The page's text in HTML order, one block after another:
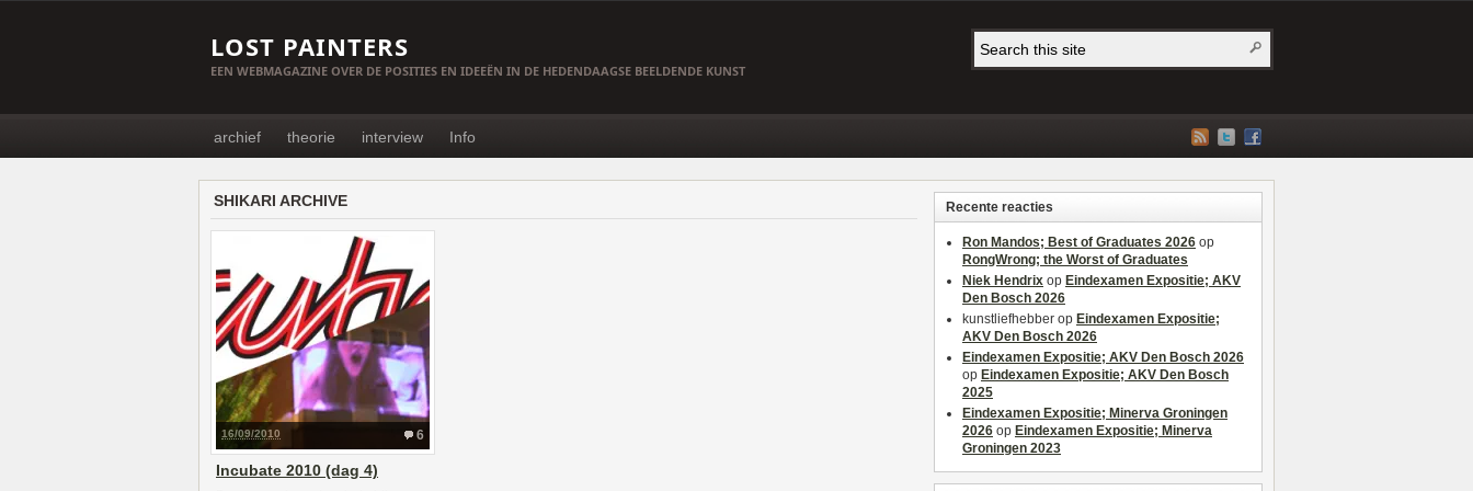
LOST PAINTERS
EEN WEBMAGAZINE OVER DE POSITIES EN IDEEËN IN DE HEDENDAAGSE BEELDENDE KUNST
archief theorie interview Info
SHIKARI ARCHIVE
6
16/09/2010
Incubate 2010 (dag 4)
Recente reacties
Ron Mandos; Best of Graduates 2026 op
RongWrong; the Worst of Graduates
Niek Hendrix op Eindexamen Expositie; AKV
Den Bosch 2026
kunstliefhebber op Eindexamen Expositie;
AKV Den Bosch 2026
Eindexamen Expositie; AKV Den Bosch 2026
op Eindexamen Expositie; AKV Den Bosch
2025
Eindexamen Expositie; Minerva Groningen
2026 op Eindexamen Expositie; Minerva
Groningen 2023